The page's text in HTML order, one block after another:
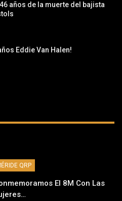
años de la muerte del bajista
Eddie Van Halen!
QRP
El 8M Con Las